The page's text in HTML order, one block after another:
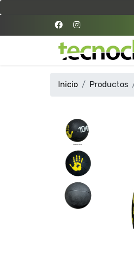
Inicio Productos